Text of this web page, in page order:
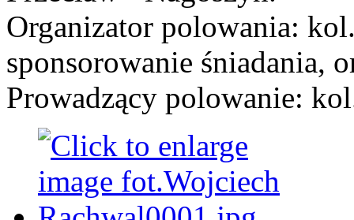
Organizator polowania:
sponsorowanie śniadania,
Prowadzący polowanie: